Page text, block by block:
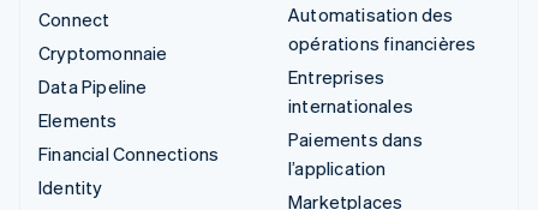
Connect
Cryptomonnaie
Data Pipeline
Elements
Financial Connections
Identity
Automatisation des
opérations financières
Entreprises
internationales
Paiements dans
l’application
Marketplaces